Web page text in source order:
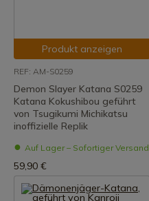
Produkt anzeigen
REF: AM-S0259
Demon Slayer Katana S0259
Katana Kokushibou geführt
von Tsugikumi Michikatsu
inoffizielle Replik
Auf Lager – Sofortiger Versand
59,90 €